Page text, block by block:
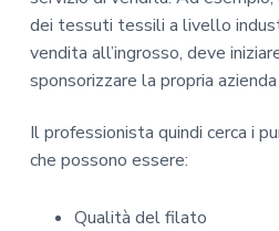
dei tessuti tessili a livello
vendita all’ingrosso, deve
sponsorizzare la propria
Il professionista quindi cerca i
che possono essere:
Qualità del filato